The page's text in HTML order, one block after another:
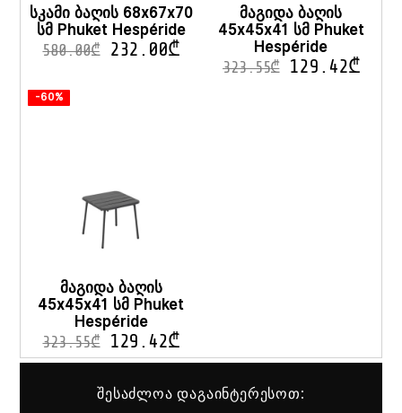
სკამი ბაღის 68x67x70
სმ Phuket Hespéride
580.00₾ 232.00₾
მაგიდა ბაღის
45x45x41 სმ Phuket
Hespéride
323.55₾ 129.42₾
-60%
მაგიდა ბაღის
45x45x41 სმ Phuket
Hespéride
323.55₾ 129.42₾
შესაძლოა დაგაინტერესოთ: